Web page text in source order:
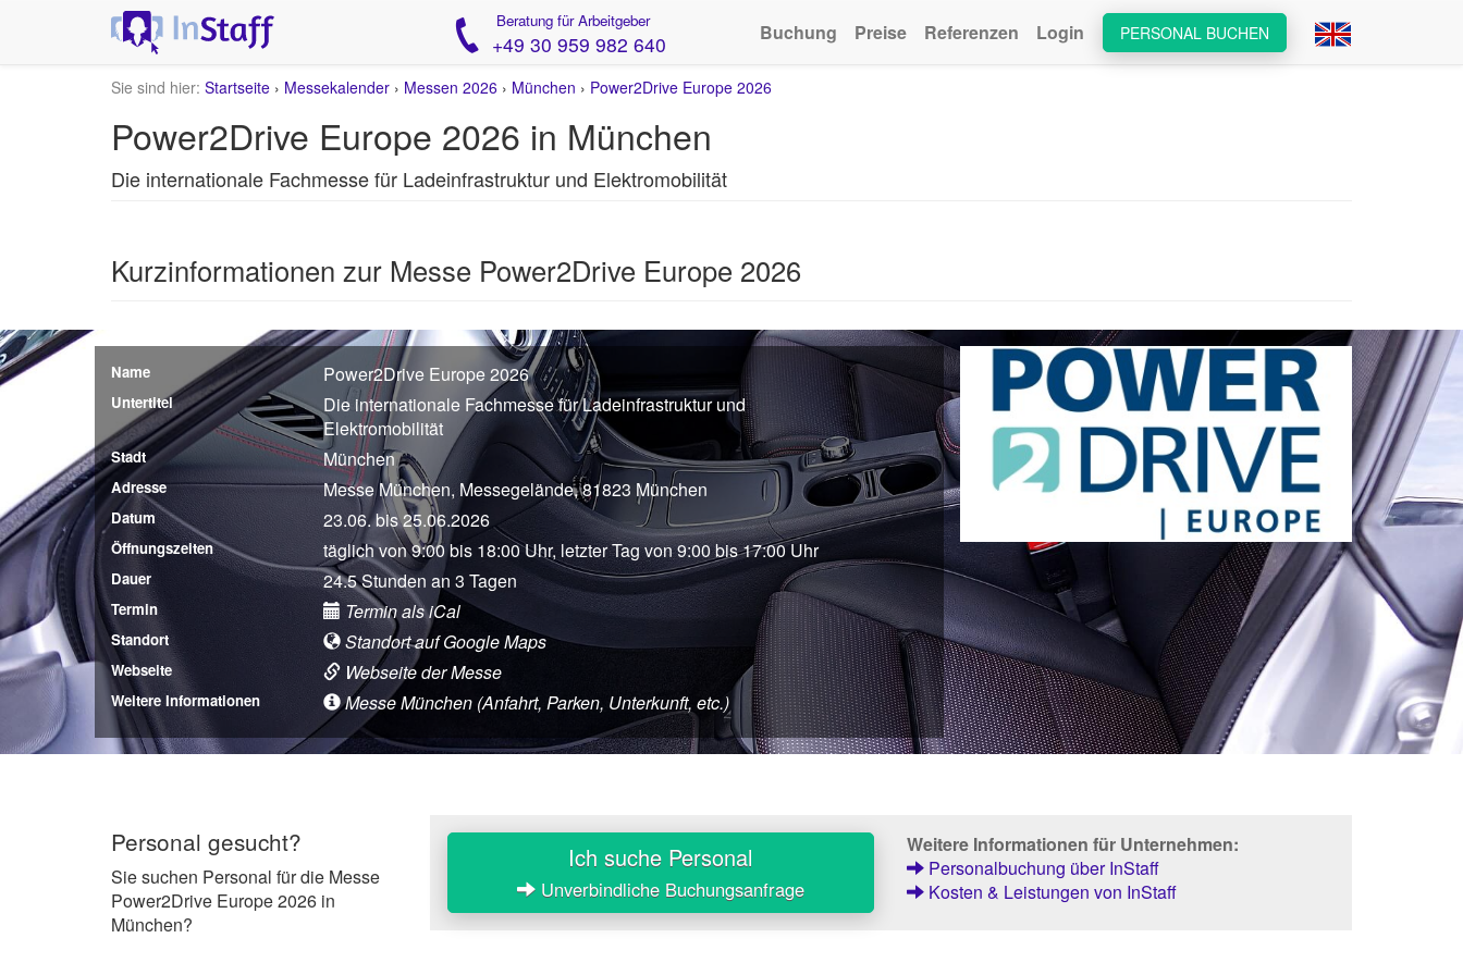
Beratung für Arbeitgeber
+49 30 959 982 640 PERSONAL BUCHEN
Buchung Preise Referenzen Login
Sie sind hier: Startseite › Messekalender › Messen 2026 › München › Power2Drive Europe 2026
Power2Drive Europe 2026 in München
Die internationale Fachmesse für Ladeinfrastruktur und Elektromobilität
Kurzinformationen zur Messe Power2Drive Europe 2026
Name Power2Drive Europe 2026
Untertitel
Die internationale Fachmesse für Ladeinfrastruktur und
Elektromobilität
Stadt München
Adresse Messe München, Messegelände, 81823 München
Datum 23.06. bis 25.06.2026
Öffnungszeiten täglich von 9:00 bis 18:00 Uhr, letzter Tag von 9:00 bis 17:00 Uhr
Dauer 24.5 Stunden an 3 Tagen
Termin Termin als iCal
Standort Standort auf Google Maps
Webseite Webseite der Messe
Weitere Informationen Messe München (Anfahrt, Parken, Unterkunft, etc.)
Personal gesucht?
Sie suchen Personal für die Messe
Power2Drive Europe 2026 in
München?
Ich suche Personal
Unverbindliche Buchungsanfrage
Weitere Informationen für Unternehmen:
Personalbuchung über InStaff
Kosten & Leistungen von InStaff